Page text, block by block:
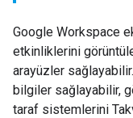
Google Workspace
etkinliklerini
arayüzler
bilgiler sağlayabilir,
taraf sistemlerini